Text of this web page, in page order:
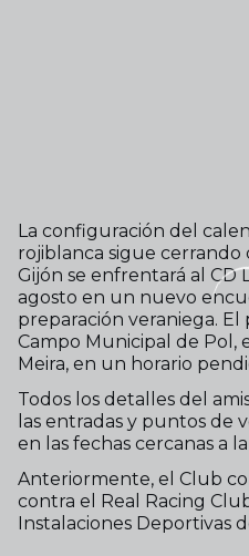
La configuración del
rojiblanca sigue cerrando
Gijón se enfrentará al CD
agosto en un nuevo
preparación veraniega. El
Campo Municipal de Pol,
Meira, en un horario
Todos los detalles del
las entradas y puntos de
en las fechas cercanas a
Anteriormente, el Club
contra el Real Racing
Instalaciones Deportivas